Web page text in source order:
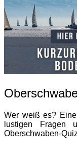
Wer weiß es?
lustigen Fragen
Oberschwaben-